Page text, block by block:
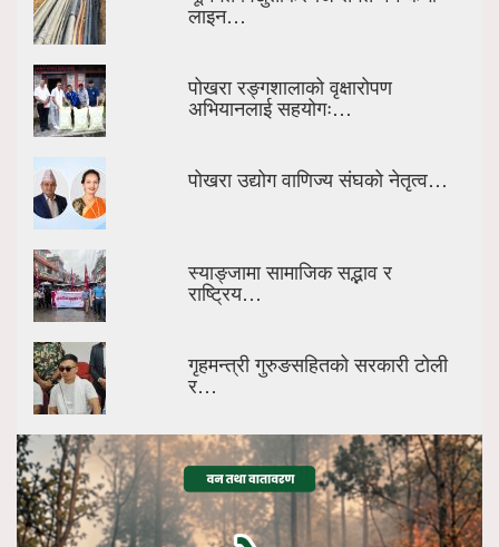
लाइन…
पोखरा रङ्गशालाको वृक्षारोपण
अभियानलाई सहयोगः…
पोखरा उद्योग वाणिज्य संघको नेतृत्व…
स्याङ्जामा सामाजिक सद्भाव र
राष्ट्रिय…
गृहमन्त्री गुरुङसहितको सरकारी टोली
र…